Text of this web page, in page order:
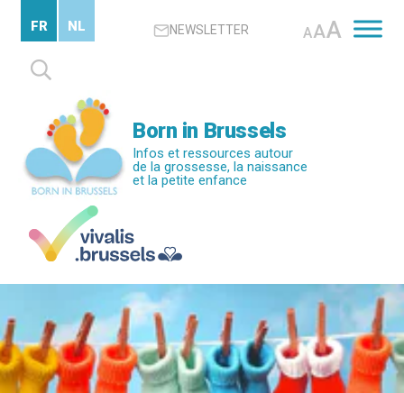
contenu
principal
NEWSLETTER AAA
Rechercher :
FR NL
Born in Brussels
Infos et ressources autour
de la grossesse, la naissance
et la petite enfance